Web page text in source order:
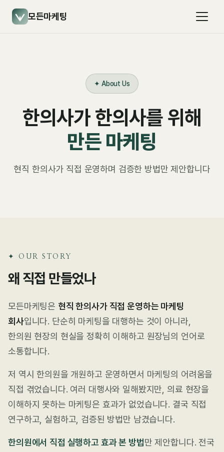
모든마케팅
✦ About Us
한의사가 한의사를 위해
만든 마케팅
현직 한의사가 직접 운영하며 검증한 방법만 제안합니다
✦ OUR STORY
왜 직접 만들었나
모든마케팅은 현직 한의사가 직접 운영하는 마케팅
회사입니다. 단순히 마케팅을 대행하는 것이 아니라,
한의원 현장의 현실을 정확히 이해하고 원장님의 언어로
소통합니다.
저 역시 한의원을 개원하고 운영하면서 마케팅의 어려움을
직접 겪었습니다. 여러 대행사와 일해봤지만, 의료 현장을
이해하지 못하는 마케팅은 효과가 없었습니다. 결국 직접
연구하고, 실험하고, 검증된 방법만 남겼습니다.
한의원에서 직접 실행하고 효과 본 방법만 제안합니다. 전국